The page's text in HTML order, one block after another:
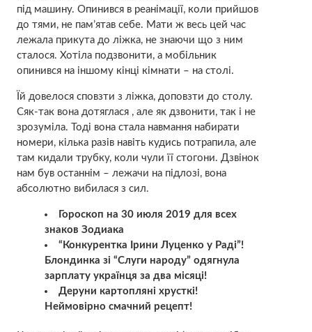
під машину. Опинився в peaнімації, коли прийшов
до тями, не пам’ятав себе. Мати ж весь цей час
лежала прикута до ліжка, не знаючи що з ним
сталося. Хотіла подзвонити, а мобільник
опинився на іншому кінці кімнати – на столі.
Їй довелося сповзти з ліжка, доповзти до столу.
Сяк-так вона дотяглася , але як дзвонити, так і не
зрозуміла. Тоді вона стала навмання набирати
номери, кілька разів навіть кудись потрапила, але
там кидали трубку, коли чули її стогони. Дзвінок
нам був останнім – лежачи на підлозі, вона
абсолютно вибилася з сил.
Гороскоп на 30 июля 2019 для всех
знаков Зодиака
“Конкурентка Ірини Луценко у Раді”!
Блондинка зі “Слуги народу” одягнула
зарплату українця за два місяці!
Деруни картопляні хрусткі!
Неймовірно смачний рецепт!